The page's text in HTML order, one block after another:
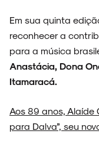
FAIXA A FAIXA
NOVIDADES
Em sua quinta
reconhecer a
para a música
Anastácia, Dona
Itamaracá.
Aos 89 anos, Alaíde
para Dalva”, seu